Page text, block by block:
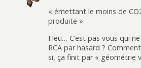
« émettant le moins de
produite »
Heu… C’est pas vous qui
RCA par hasard ?
si, ça finit par « géométrie